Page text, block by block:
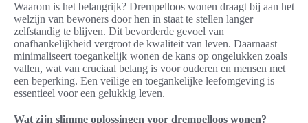
Waarom is het belangrijk? Drempelloos wonen draagt bij aan het
welzijn van bewoners door hen in staat te stellen langer
zelfstandig te blijven. Dit bevorderde gevoel van
onafhankelijkheid vergroot de kwaliteit van leven. Daarnaast
minimaliseert toegankelijk wonen de kans op ongelukken zoals
vallen, wat van cruciaal belang is voor ouderen en mensen met
een beperking. Een veilige en toegankelijke leefomgeving is
essentieel voor een gelukkig leven.
Wat zijn slimme oplossingen voor drempelloos wonen?